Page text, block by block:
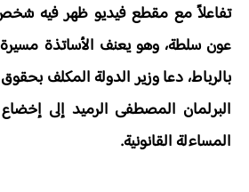
تفاعلاً مع مقطع فيديو ظهر فيه
عون سلطة، وهو يعنف الأساتذة
بالرباط، دعا وزير الدولة المكلف
البرلمان المصطفى الرميد إلى
المساءلة القانونية.